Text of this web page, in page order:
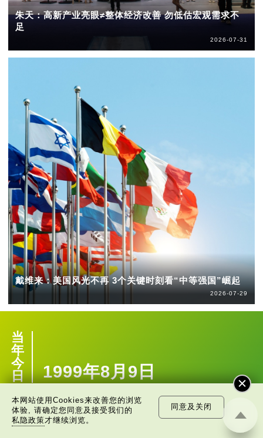
朱天：高新产业亮眼≠整体经济改善 勿低估宏观需求不
足
2026-07-31
戴维来：美国风光不再 3个关键时刻看“中等强国”崛起
2026-07-29
当
年
今
日
1999年8月9日
本网站使用Cookies来改善您的浏览
体验, 请确定您同意及接受我们的
私隐政策才继续浏览。
同意及关闭